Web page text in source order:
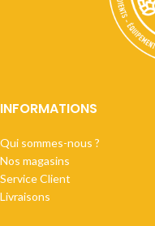
INFORMATIONS
Qui sommes-nous ?
Nos magasins
Service Client
Livraisons